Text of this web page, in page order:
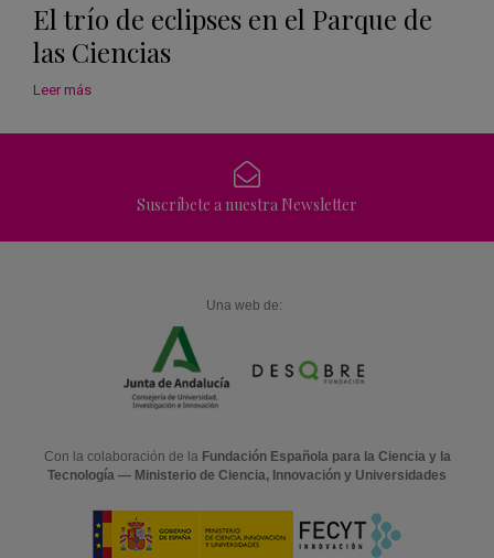
El trío de eclipses en el Parque de
las Ciencias
Leer más
Suscríbete a nuestra Newsletter
Una web de:
Con la colaboración de la Fundación Española para la Ciencia y la
Tecnología — Ministerio de Ciencia, Innovación y Universidades